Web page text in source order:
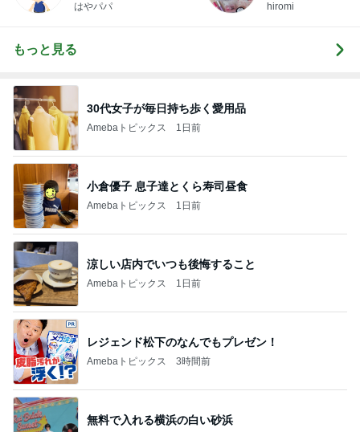
はやパパ hiromi
もっと見る
30代女子が毎日持ち歩く愛用品
Amebaトピックス 1日前
小倉優子 息子達とくら寿司昼食
Amebaトピックス 1日前
涼しい店内でいつも後悔すること
Amebaトピックス 1日前
レジェンド松下のなんでもプレゼン！
Amebaトピックス 3時間前
無料で入れる横浜の白い砂浜